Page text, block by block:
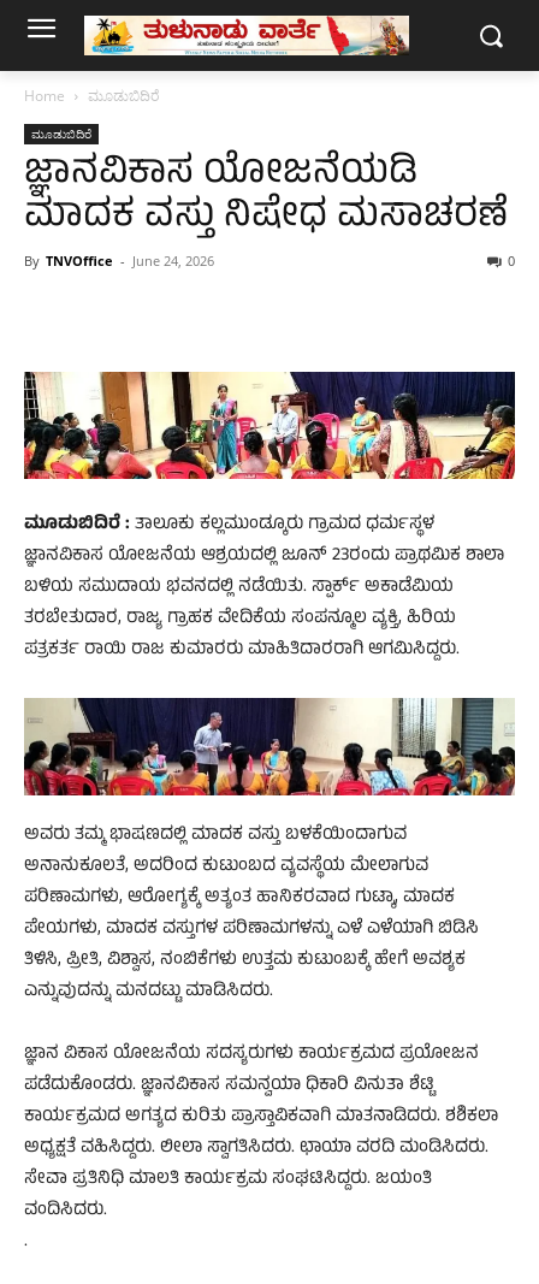
Home ಮೂಡುಬಿದಿರೆ
ಮೂಡುಬಿದಿರೆ
ಜ್ಞಾನವಿಕಾಸ ಯೋಜನೆಯಡಿ
ಮಾದಕ ವಸ್ತು ನಿಷೇಧ ಮಸಾಚರಣೆ
By TNVOffice - June 24, 2026 0
ಮೂಡುಬಿದಿರೆ : ತಾಲೂಕು ಕಲ್ಲಮುಂಡ್ಕೂರು ಗ್ರಾಮದ ಧರ್ಮಸ್ಥಳ
ಜ್ಞಾನವಿಕಾಸ ಯೋಜನೆಯ ಆಶ್ರಯದಲ್ಲಿ ಜೂನ್ 23ರಂದು ಪ್ರಾಥಮಿಕ ಶಾಲಾ
ಬಳಿಯ ಸಮುದಾಯ ಭವನದಲ್ಲಿ ನಡೆಯಿತು. ಸ್ಪಾರ್ಕ್ ಅಕಾಡೆಮಿಯ
ತರಬೇತುದಾರ, ರಾಜ್ಯ ಗ್ರಾಹಕ ವೇದಿಕೆಯ ಸಂಪನ್ಮೂಲ ವ್ಯಕ್ತಿ, ಹಿರಿಯ
ಪತ್ರಕರ್ತ ರಾಯಿ ರಾಜ ಕುಮಾರರು ಮಾಹಿತಿದಾರರಾಗಿ ಆಗಮಿಸಿದ್ದರು.
ಅವರು ತಮ್ಮ ಭಾಷಣದಲ್ಲಿ ಮಾದಕ ವಸ್ತು ಬಳಕೆಯಿಂದಾಗುವ
ಅನಾನುಕೂಲತೆ, ಅದರಿಂದ ಕುಟುಂಬದ ವ್ಯವಸ್ಥೆಯ ಮೇಲಾಗುವ
ಪರಿಣಾಮಗಳು, ಆರೋಗ್ಯಕ್ಕೆ ಅತ್ಯಂತ ಹಾನಿಕರವಾದ ಗುಟ್ಕಾ, ಮಾದಕ
ಪೇಯಗಳು, ಮಾದಕ ವಸ್ತುಗಳ ಪರಿಣಾಮಗಳನ್ನು ಎಳೆ ಎಳೆಯಾಗಿ ಬಿಡಿಸಿ
ತಿಳಿಸಿ, ಪ್ರೀತಿ, ವಿಶ್ವಾಸ, ನಂಬಿಕೆಗಳು ಉತ್ತಮ ಕುಟುಂಬಕ್ಕೆ ಹೇಗೆ ಅವಶ್ಯಕ
ಎನ್ನುವುದನ್ನು ಮನದಟ್ಟು ಮಾಡಿಸಿದರು.
ಜ್ಞಾನ ವಿಕಾಸ ಯೋಜನೆಯ ಸದಸ್ಯರುಗಳು ಕಾರ್ಯಕ್ರಮದ ಪ್ರಯೋಜನ
ಪಡೆದುಕೊಂಡರು. ಜ್ಞಾನವಿಕಾಸ ಸಮನ್ವಯಾ ಧಿಕಾರಿ ವಿನುತಾ ಶೆಟ್ಟಿ
ಕಾರ್ಯಕ್ರಮದ ಅಗತ್ಯದ ಕುರಿತು ಪ್ರಾಸ್ತಾವಿಕವಾಗಿ ಮಾತನಾಡಿದರು. ಶಶಿಕಲಾ
ಅಧ್ಯಕ್ಷತೆ ವಹಿಸಿದ್ದರು. ಲೀಲಾ ಸ್ವಾಗತಿಸಿದರು. ಛಾಯಾ ವರದಿ ಮಂಡಿಸಿದರು.
ಸೇವಾ ಪ್ರತಿನಿಧಿ ಮಾಲತಿ ಕಾರ್ಯಕ್ರಮ ಸಂಘಟಿಸಿದ್ದರು. ಜಯಂತಿ
ವಂದಿಸಿದರು.
.